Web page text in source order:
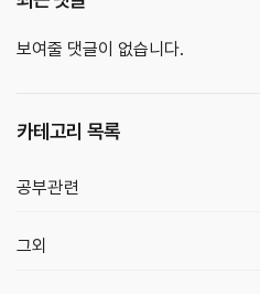
보여줄 댓글이 없습니다.
카테고리 목록
공부관련
그외